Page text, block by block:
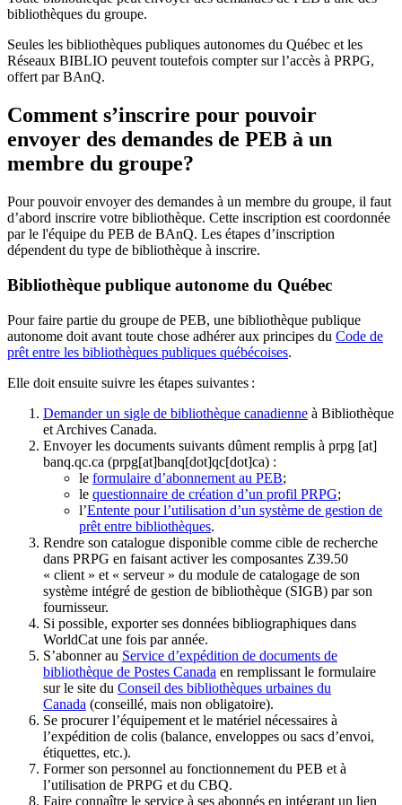
bibliothèques du groupe.
Seules les bibliothèques publiques autonomes du Québec et les
Réseaux BIBLIO peuvent toutefois compter sur l’accès à PRPG,
offert par BAnQ.
Comment s’inscrire pour pouvoir
envoyer des demandes de PEB à un
membre du groupe?
Pour pouvoir envoyer des demandes à un membre du groupe, il faut
d’abord inscrire votre bibliothèque. Cette inscription est coordonnée
par le l'équipe du PEB de BAnQ. Les étapes d’inscription
dépendent du type de bibliothèque à inscrire.
Bibliothèque publique autonome du Québec
Pour faire partie du groupe de PEB, une bibliothèque publique
autonome doit avant toute chose adhérer aux principes du Code de
prêt entre les bibliothèques publiques québécoises.
Elle doit ensuite suivre les étapes suivantes :
Demander un sigle de bibliothèque canadienne à Bibliothèque
et Archives Canada.
Envoyer les documents suivants dûment remplis à prpg [at]
banq.qc.ca (prpg[at]banq[dot]qc[dot]ca) :
le formulaire d’abonnement au PEB;
le questionnaire de création d’un profil PRPG;
l’Entente pour l’utilisation d’un système de gestion de
prêt entre bibliothèques.
Rendre son catalogue disponible comme cible de recherche
dans PRPG en faisant activer les composantes Z39.50
« client » et « serveur » du module de catalogage de son
système intégré de gestion de bibliothèque (SIGB) par son
fournisseur.
Si possible, exporter ses données bibliographiques dans
WorldCat une fois par année.
S’abonner au Service d’expédition de documents de
bibliothèque de Postes Canada en remplissant le formulaire
sur le site du Conseil des bibliothèques urbaines du
Canada (conseillé, mais non obligatoire).
Se procurer l’équipement et le matériel nécessaires à
l’expédition de colis (balance, enveloppes ou sacs d’envoi,
étiquettes, etc.).
Former son personnel au fonctionnement du PEB et à
l’utilisation de PRPG et du CBQ.
Faire connaître le service à ses abonnés en intégrant un lien